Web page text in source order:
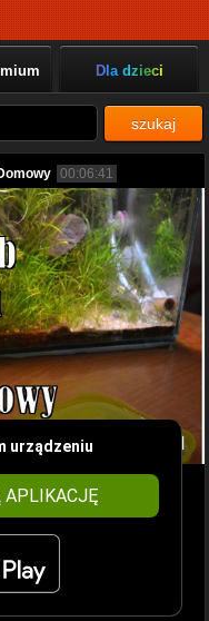
Dla dzieci
szukaj
00:06:41
urządzeniu
APLIKACJĘ